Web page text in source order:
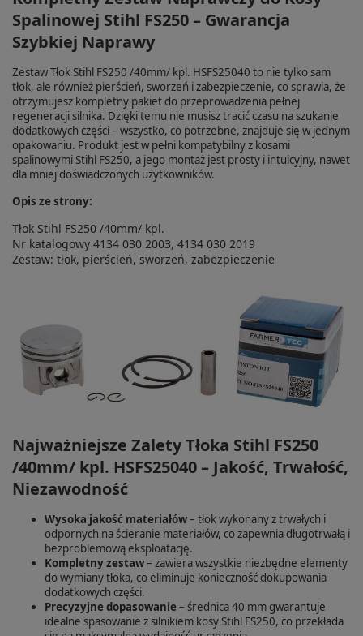
Spalinowej Stihl FS250 – Gwarancja
Szybkiej Naprawy
Zestaw Tłok Stihl FS250 /40mm/ kpl. HSFS25040 to nie tylko sam
tłok, ale również pierścień, sworzeń i zabezpieczenie, co sprawia, że
otrzymujesz kompletny pakiet do przeprowadzenia pełnej
regeneracji silnika. Dzięki temu nie musisz tracić czasu na szukanie
dodatkowych części – wszystko, co potrzebne, znajduje się w jednym
opakowaniu. Produkt jest w pełni kompatybilny z kosami
spalinowymi Stihl FS250, a jego montaż jest prosty i intuicyjny, nawet
dla mniej doświadczonych użytkowników.
Opis ze strony:
Tłok Stihl FS250 /40mm/ kpl.
Nr katalogowy 4134 030 2003, 4134 030 2019
Zestaw: tłok, pierścień, sworzeń, zabezpieczenie
Najważniejsze Zalety Tłoka Stihl FS250
/40mm/ kpl. HSFS25040 – Jakość, Trwałość,
Niezawodność
Wysoka jakość materiałów– tłok wykonany z trwałych i
odpornych na ścieranie materiałów, co zapewnia długotrwałą i
bezproblemową eksploatację.
Kompletny zestaw– zawiera wszystkie niezbędne elementy
do wymiany tłoka, co eliminuje konieczność dokupowania
dodatkowych części.
Precyzyjne dopasowanie– średnica 40 mm gwarantuje
idealne spasowanie z silnikiem kosy Stihl FS250, co przekłada